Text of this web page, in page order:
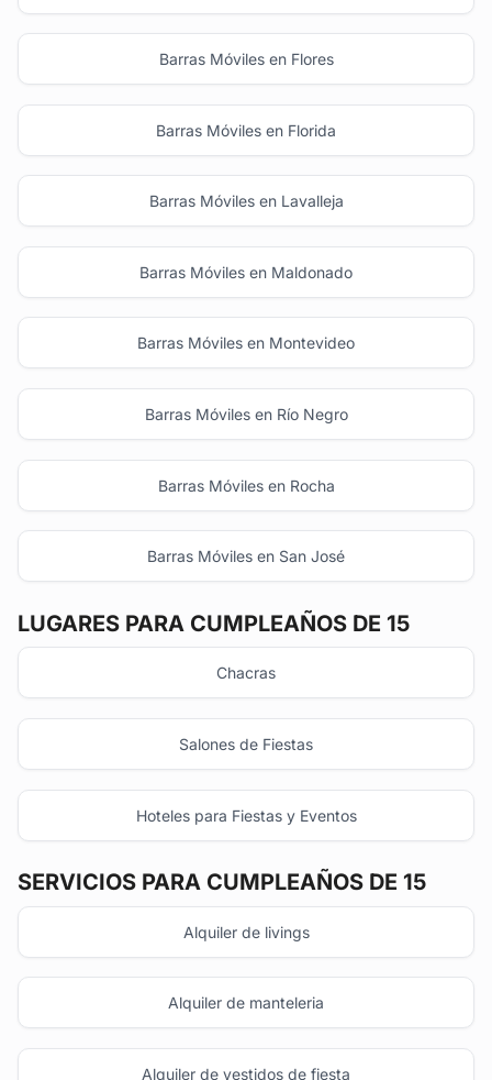
Barras Móviles en Flores
Barras Móviles en Florida
Barras Móviles en Lavalleja
Barras Móviles en Maldonado
Barras Móviles en Montevideo
Barras Móviles en Río Negro
Barras Móviles en Rocha
Barras Móviles en San José
LUGARES PARA CUMPLEAÑOS DE 15
Chacras
Salones de Fiestas
Hoteles para Fiestas y Eventos
SERVICIOS PARA CUMPLEAÑOS DE 15
Alquiler de livings
Alquiler de manteleria
Alquiler de vestidos de fiesta